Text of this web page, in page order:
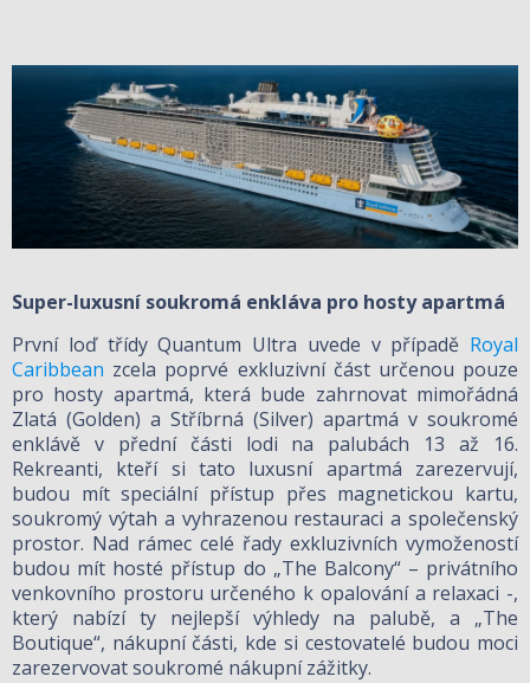
Super-luxusní soukromá enkláva pro hosty apartmá
První loď třídy Quantum Ultra uvede v případě Royal
Caribbean zcela poprvé exkluzivní část určenou pouze
pro hosty apartmá, která bude zahrnovat mimořádná
Zlatá (Golden) a Stříbrná (Silver) apartmá v soukromé
enklávě v přední části lodi na palubách 13 až 16.
Rekreanti, kteří si tato luxusní apartmá zarezervují,
budou mít speciální přístup přes magnetickou kartu,
soukromý výtah a vyhrazenou restauraci a společenský
prostor. Nad rámec celé řady exkluzivních vymožeností
budou mít hosté přístup do „The Balcony“ – privátního
venkovního prostoru určeného k opalování a relaxaci -,
který nabízí ty nejlepší výhledy na palubě, a „The
Boutique“, nákupní části, kde si cestovatelé budou moci
zarezervovat soukromé nákupní zážitky.